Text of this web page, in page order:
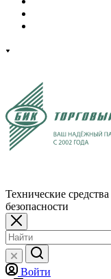
Технические средства
безопасности
Войти